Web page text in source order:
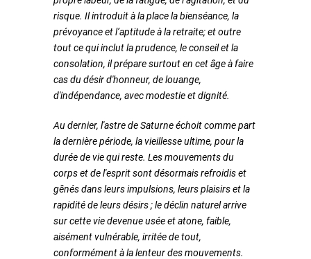
risque. Il introduit à la place la bienséance, la
prévoyance et l’aptitude à la retraite; et outre
tout ce qui inclut la prudence, le conseil et la
consolation, il prépare surtout en cet âge à faire
cas du désir d'honneur, de louange,
d'indépendance, avec modestie et dignité.
Au dernier, l'astre de Saturne échoit comme part
la dernière période, la vieillesse ultime, pour la
durée de vie qui reste. Les mouvements du
corps et de l'esprit sont désormais refroidis et
gênés dans leurs impulsions, leurs plaisirs et la
rapidité de leurs désirs ; le déclin naturel arrive
sur cette vie devenue usée et atone, faible,
aisément vulnérable, irritée de tout,
conformément à la lenteur des mouvements.